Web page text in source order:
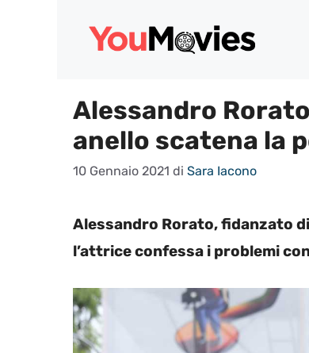
Alessandro
anello scatena la
10 Gennaio 2021 di Sara Iacono
Alessandro Rorato, fidanzato
l’attrice confessa i problemi